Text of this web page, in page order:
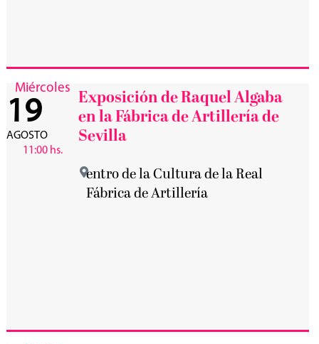
Miércoles
19
AGOSTO
11:00 hs.
Exposición de Raquel Algaba
en la Fábrica de Artillería de
Sevilla
entro de la Cultura de la Real
Fábrica de Artillería